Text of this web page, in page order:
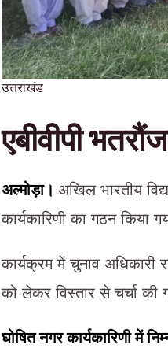
उत्तराखंड
एबीवीपी
अल्मोड़ा। अखिल भारतीय
कार्यकारिणी का गठन किया
कार्यक्रम में चुनाव अधिकारी
को लेकर विस्तार से चर्चा की
घोषित नगर कार्यकारिणी में